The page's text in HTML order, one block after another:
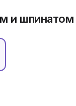
и шпинатом